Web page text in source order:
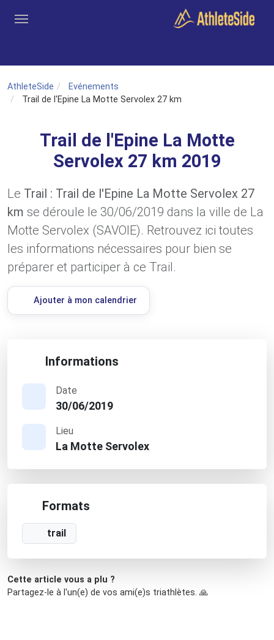
AthleteSide
Evénements
Trail de l'Epine La Motte Servolex 27 km
Trail de l'Epine La Motte
Servolex 27 km 2019
Le Trail : Trail de l'Epine La Motte Servolex 27
km se déroule le 30/06/2019 dans la ville de La
Motte Servolex (SAVOIE). Retrouvez ici toutes
les informations nécessaires pour bien se
préparer et participer à ce Trail.
Ajouter à mon calendrier
Informations
Date
30/06/2019
Lieu
La Motte Servolex
Formats
trail
Cette article vous a plu ?
Partagez-le à l'un(e) de vos ami(e)s triathlètes. 🙏